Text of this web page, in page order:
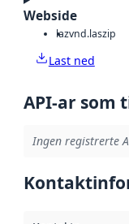
Webside
lazvnd.laszip
Last ned
API-ar som
Ingen registrerte